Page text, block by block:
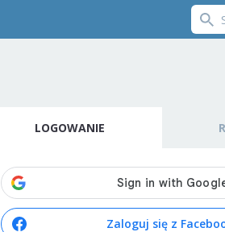
LOGOWANIE
Zaloguj się z